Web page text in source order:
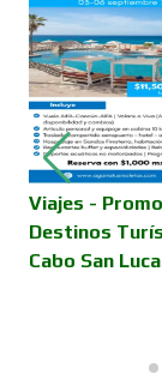
Viajes -
Destinos
Cabo San